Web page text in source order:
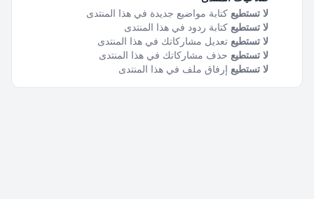
لا تستطيع كتابة مواضيع جديدة في هذا المنتدى
لا تستطيع كتابة ردود في هذا المنتدى
لا تستطيع تعديل مشاركاتك في هذا المنتدى
لا تستطيع حذف مشاركاتك في هذا المنتدى
لا تستطيع إرفاق ملف في هذا المنتدى